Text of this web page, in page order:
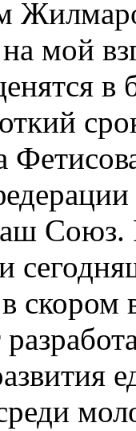
мой
Союз.
в